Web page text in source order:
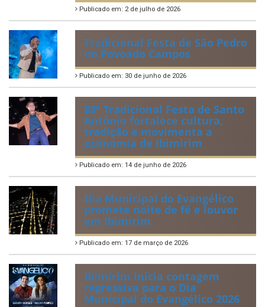
Publicado em: 2 de julho de 2026
Tradicional Festa de São Pedro
no Povoado Campos
Publicado em: 30 de junho de 2026
88ª Tradicional Festa de Santo
Antônio fortalece cultura,
tradição e movimenta a
economia de Ibimirim
Publicado em: 14 de junho de 2026
Dia Municipal do Evangélico
promete noite de fé e louvor
em Ibimirim
Publicado em: 17 de março de 2026
Ibimirim inicia contagem
regressiva para o Dia
Municipal do Evangélico 2026